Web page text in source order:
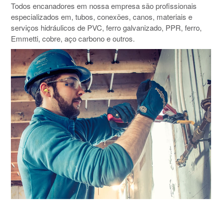
Todos encanadores em nossa empresa são profissionais
especializados em, tubos, conexões, canos, materiais e
serviços hidráulicos de PVC, ferro galvanizado, PPR, ferro,
Emmetti, cobre, aço carbono e outros.